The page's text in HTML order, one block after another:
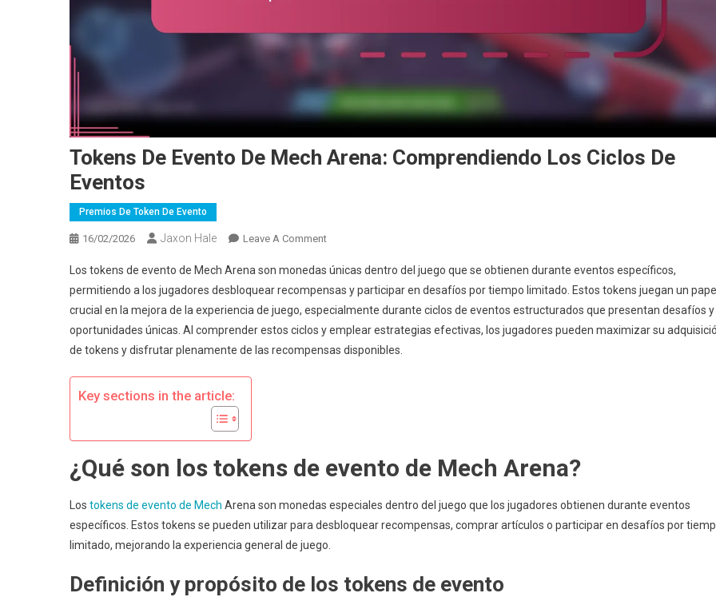
Tokens De Evento De Mech Arena: Comprendiendo Los Ciclos De
Eventos
Premios De Token De Evento
16/02/2026 Jaxon Hale Leave A CommentOn
De
Evento
De
Mech
Arena:
Los tokens de evento de Mech Arena son monedas únicas dentro del juego que se obtienen durante eventos específicos,
permitiendo a los jugadores desbloquear recompensas y participar en desafíos por tiempo limitado. Estos tokens juegan un
crucial en la mejora de la experiencia de juego, especialmente durante ciclos de eventos estructurados que presentan desafíos y
oportunidades únicas. Al comprender estos ciclos y emplear estrategias efectivas, los jugadores pueden maximizar su
de tokens y disfrutar plenamente de las recompensas disponibles.
Key sections in the article:
¿Qué son los tokens de evento de Mech Arena?
Los tokens de evento de Mech Arena son monedas especiales dentro del juego que los jugadores obtienen durante eventos
específicos. Estos tokens se pueden utilizar para desbloquear recompensas, comprar artículos o participar en desafíos por
limitado, mejorando la experiencia general de juego.
Definición y propósito de los tokens de evento